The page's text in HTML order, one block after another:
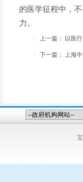
的医学征程中，
力。
· 上一篇： 以医
· 下一篇： 上海